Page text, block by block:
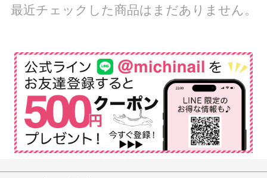
最近チェックした商品はまだありません。